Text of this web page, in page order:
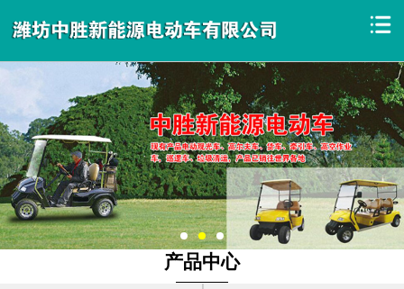
产品中心